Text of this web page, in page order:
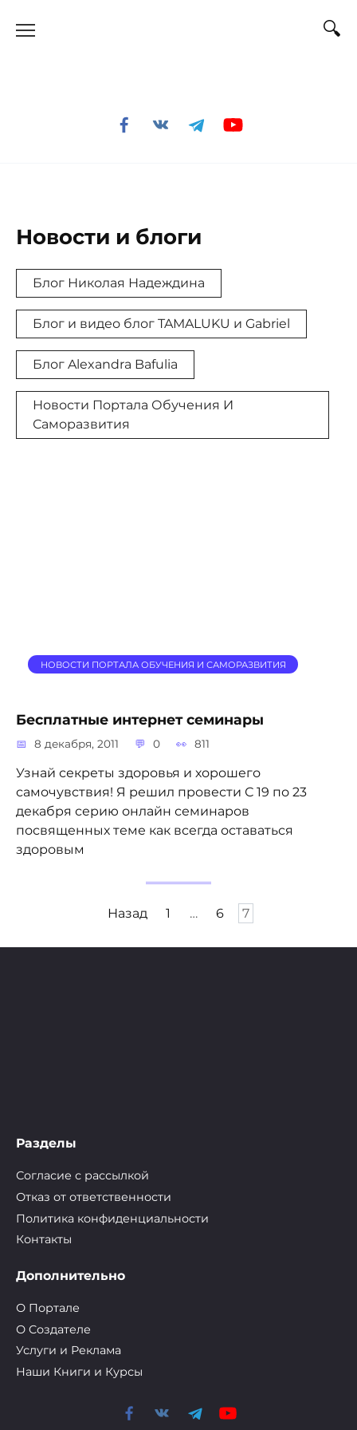
Новости и блоги
Блог Николая Надеждина
Блог и видео блог TAMALUKU и Gabriel
Блог Alexandra Bafulia
Новости Портала Обучения И
Саморазвития
НОВОСТИ ПОРТАЛА ОБУЧЕНИЯ И САМОРАЗВИТИЯ
Бесплатные интернет семинары
8 декабря, 2011 0 811
Узнай секреты здоровья и хорошего
самочувствия! Я решил провести С 19 по 23
декабря серию онлайн семинаров
посвященных теме как всегда оставаться
здоровым
Назад 1 … 6 7
Разделы
Согласие с рассылкой
Отказ от ответственности
Политика конфиденциальности
Контакты
Дополнительно
О Портале
О Cоздателе
Услуги и Реклама
Наши Книги и Курсы